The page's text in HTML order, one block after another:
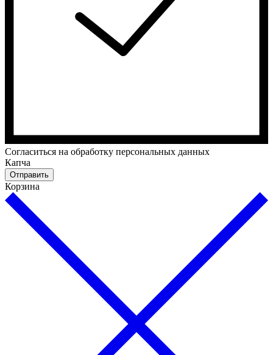
Cогласиться на обработку персональных данных
Капча
Отправить
Корзина